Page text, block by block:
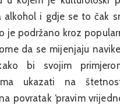
alkohol i gdje se to čak
je podržano kroz
da se mijenjaju
bi svojim
ukazati na
povratak ‘pravim